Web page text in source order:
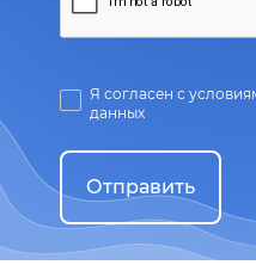
Я согласен с
данных
Отправить